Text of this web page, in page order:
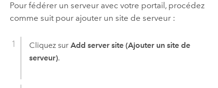
Pour fédérer un serveur avec votre portail, procédez
comme suit pour ajouter un site de serveur :
Cliquez sur Add server site (Ajouter un site de
serveur).